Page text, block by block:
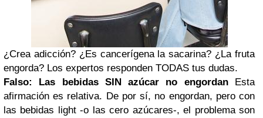
¿Crea adicción? ¿Es cancerígena la sacarina? ¿La fruta
engorda? Los expertos responden TODAS tus dudas.
Falso: Las bebidas SIN azúcar no engordanEsta
afirmación es relativa. De por sí, no engordan, pero con
las bebidas light -o las cero azúcares-, el problema son